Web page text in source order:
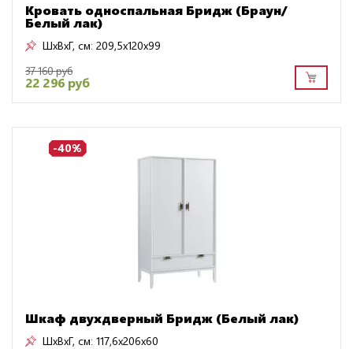
Кровать односпальная Бридж (Браун/
Белый лак)
ШxВxГ, см: 209,5x120x99
37 160 руб
22 296 руб
-40%
Шкаф двухдверный Бридж (Белый лак)
ШxВxГ, см: 117,6x206x60